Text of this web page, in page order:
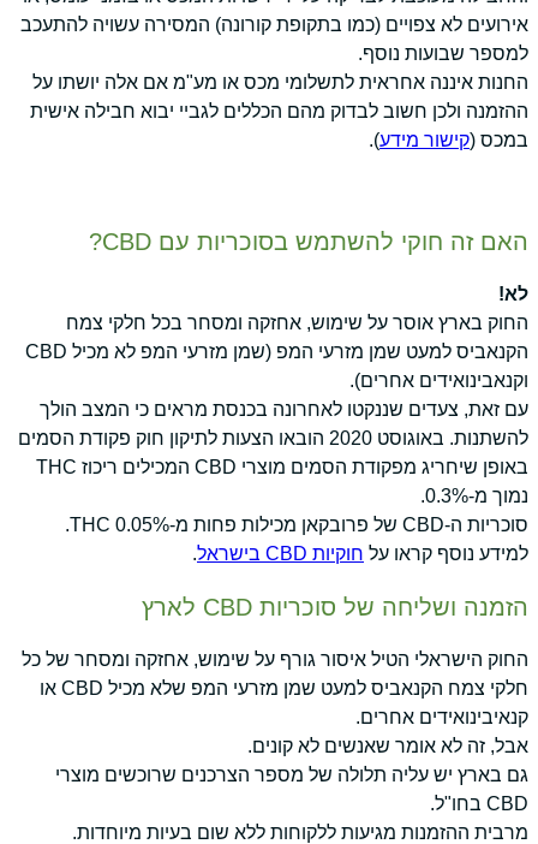
אירועים לא צפויים (כמו בתקופת קורונה) המסירה עשויה להתעכב
למספר שבועות נוסף.
החנות איננה אחראית לתשלומי מכס או מע"מ אם אלה יושתו על
ההזמנה ולכן חשוב לבדוק מהם הכללים לגביי יבוא חבילה אישית
במכס (קישור מידע).
האם זה חוקי להשתמש בסוכריות עם CBD?
לא!
החוק בארץ אוסר על שימוש, אחזקה ומסחר בכל חלקי צמח
הקנאביס למעט שמן מזרעי המפ (שמן מזרעי המפ לא מכיל CBD
וקנאבינואידים אחרים).
עם זאת, צעדים שננקטו לאחרונה בכנסת מראים כי המצב הולך
להשתנות. באוגוסט 2020 הובאו הצעות לתיקון חוק פקודת הסמים
באופן שיחריג מפקודת הסמים מוצרי CBD המכילים ריכוז THC
נמוך מ-0.3%.
סוכריות ה-CBD של פרובקאן מכילות פחות מ-0.05% THC.
למידע נוסף קראו על חוקיות CBD בישראל .
הזמנה ושליחה של סוכריות CBD לארץ
החוק הישראלי הטיל איסור גורף על שימוש, אחזקה ומסחר של כל
חלקי צמח הקנאביס למעט שמן מזרעי המפ שלא מכיל CBD או
קנאיבינואידים אחרים.
אבל, זה לא אומר שאנשים לא קונים.
גם בארץ יש עליה תלולה של מספר הצרכנים שרוכשים מוצרי
CBD בחו"ל.
מרבית ההזמנות מגיעות ללקוחות ללא שום בעיות מיוחדות.